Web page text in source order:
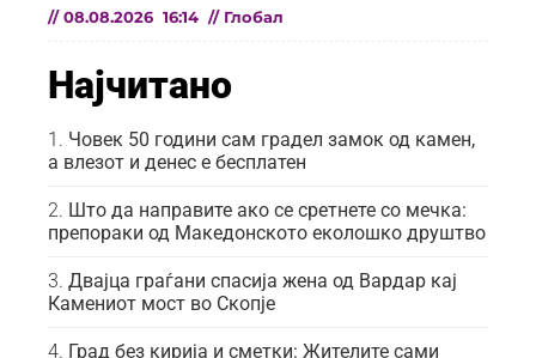
// 08.08.2026 16:14 // Глобал
Најчитано
Човек 50 години сам градел замок од камен,
а влезот и денес е бесплатен
Што да направите ако се сретнете со мечка:
препораки од Македонското еколошко друштво
Двајца граѓани спасија жена од Вардар кај
Камениот мост во Скопје
Град без кирија и сметки: Жителите сами